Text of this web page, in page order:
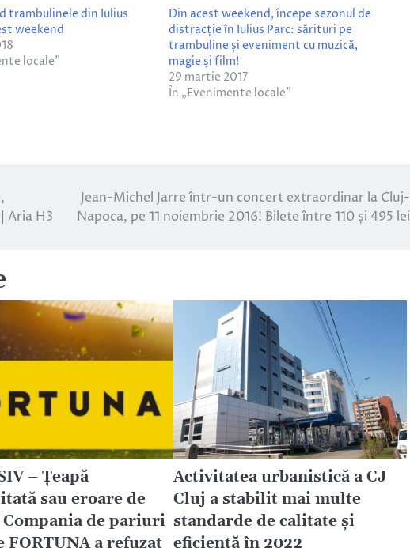
trambulinele din Iulius
weekend
locale”
Din acest weekend, începe sezonul de
distracție în Iulius Parc: sărituri pe
trambuline și eveniment cu muzică,
magie și film!
29 martie 2017
În „Evenimente locale”
Aria H3
Jean-Michel Jarre într-un concert extraordinar la Cluj-
Napoca, pe 11 noiembrie 2016! Bilete între 110 și 495 lei
– Țeapă
sau eroare de
Compania de pariuri
FORTUNA a refuzat
Activitatea urbanistică a CJ
Cluj a stabilit mai multe
standarde de calitate și
eficiență în 2022